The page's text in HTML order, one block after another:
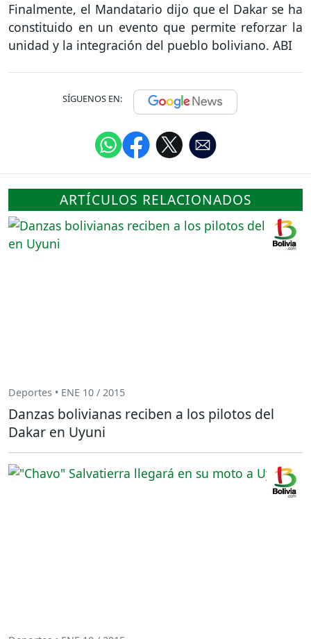
Finalmente, el Mandatario dijo que el Dakar se ha
constituido en un evento que permite reforzar la
unidad y la integración del pueblo boliviano. ABI
SÍGUENOS EN:
ARTÍCULOS RELACIONADOS
Deportes • ENE 10 / 2015
Danzas bolivianas reciben a los pilotos del
Dakar en Uyuni